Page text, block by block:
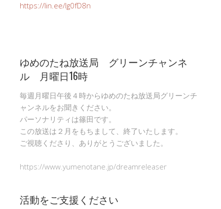
https://lin.ee/Ig0fD8n
ゆめのたね放送局 グリーンチャンネ
ル 月曜日16時
毎週月曜日午後４時からゆめのたね放送局グリーンチ
ャンネルをお聞きください。
パーソナリティは篠田です。
この放送は２月をもちまして、終了いたします。
ご視聴くださり、ありがとうございました。
https://www.yumenotane.jp/dreamreleaser
活動をご支援ください